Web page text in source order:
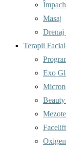
Masaj
Terapii
Exo